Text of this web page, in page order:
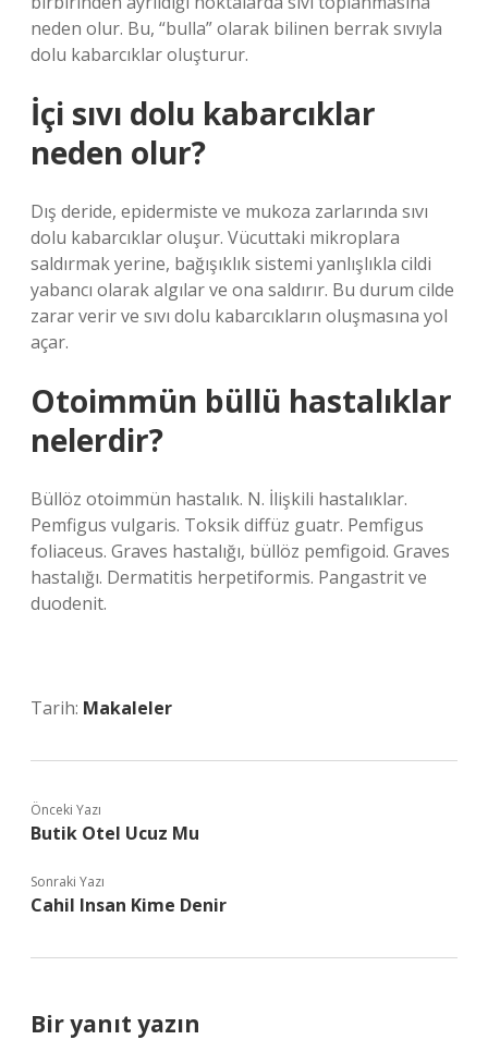
neden olur. Bu, “bulla” olarak bilinen berrak sıvıyla
dolu kabarcıklar oluşturur.
İçi sıvı dolu kabarcıklar
neden olur?
Dış deride, epidermiste ve mukoza zarlarında sıvı
dolu kabarcıklar oluşur. Vücuttaki mikroplara
saldırmak yerine, bağışıklık sistemi yanlışlıkla cildi
yabancı olarak algılar ve ona saldırır. Bu durum cilde
zarar verir ve sıvı dolu kabarcıkların oluşmasına yol
açar.
Otoimmün büllü hastalıklar
nelerdir?
Büllöz otoimmün hastalık. N. İlişkili hastalıklar.
Pemfigus vulgaris. Toksik diffüz guatr. Pemfigus
foliaceus. Graves hastalığı, büllöz pemfigoid. Graves
hastalığı. Dermatitis herpetiformis. Pangastrit ve
duodenit.
Tarih: Makaleler
Önceki Yazı
Butik Otel Ucuz Mu
Sonraki Yazı
Cahil Insan Kime Denir
Bir yanıt yazın